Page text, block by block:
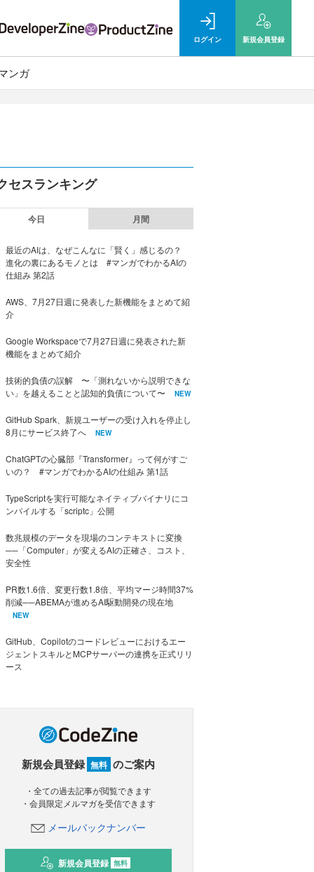
ログイン 新規会員登録
ンガ
セスランキング
今日 月間
最近のAIは、なぜこんなに「賢く」感じるの？
進化の裏にあるモノとは #マンガでわかるAIの
仕組み 第2話
AWS、7月27日週に発表した新機能をまとめて紹
介
Google Workspaceで7月27日週に発表された新
機能をまとめて紹介
技術的負債の誤解 〜「測れないから説明できな
い」を越えることと認知的負債について〜
NEW
GitHub Spark、新規ユーザーの受け入れを停止し
8月にサービス終了へ
NEW
ChatGPTの心臓部『Transformer』って何がすご
いの？ #マンガでわかるAIの仕組み 第1話
TypeScriptを実行可能なネイティブバイナリにコ
ンパイルする「scriptc」公開
数兆規模のデータを現場のコンテキストに変換
──「Computer」が変えるAIの正確さ、コスト、
安全性
PR数1.6倍、変更行数1.8倍、平均マージ時間37%
削減──ABEMAが進めるAI駆動開発の現在地
NEW
GitHub、Copilotのコードレビューにおけるエー
ジェントスキルとMCPサーバーの連携を正式リリ
ース
新規会員登録 無料 のご案内
・全ての過去記事が閲覧できます
・会員限定メルマガを受信できます
メールバックナンバー
新規会員登録 無料